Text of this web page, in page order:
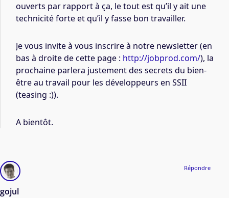
ouverts par rapport à ça, le tout est qu’il y ait une
technicité forte et qu’il y fasse bon travailler.
Je vous invite à vous inscrire à notre newsletter (en
bas à droite de cette page : http://jobprod.com/), la
prochaine parlera justement des secrets du bien-
être au travail pour les développeurs en SSII
(teasing :)).
A bientôt.
gojul
Répondre